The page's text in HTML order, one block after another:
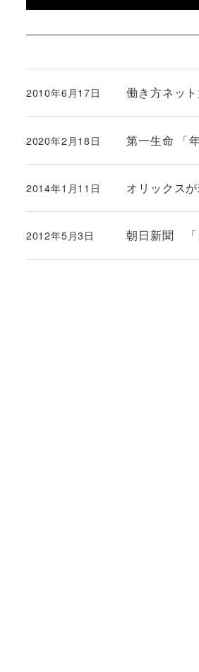
働き方ネッ
投稿日
2010年6月17日
第一生命 「
投稿日
2020年2月18日
オリックス
投稿日
2014年1月11日
朝日新聞 「
投稿日
2012年5月3日